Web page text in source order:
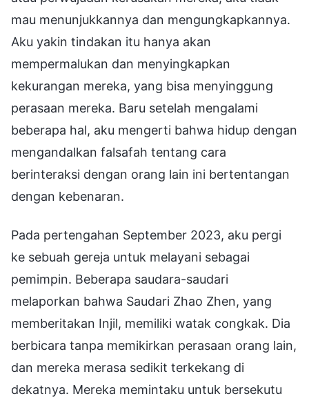
mau menunjukkannya dan mengungkapkannya.
Aku yakin tindakan itu hanya akan
mempermalukan dan menyingkapkan
kekurangan mereka, yang bisa menyinggung
perasaan mereka. Baru setelah mengalami
beberapa hal, aku mengerti bahwa hidup dengan
mengandalkan falsafah tentang cara
berinteraksi dengan orang lain ini bertentangan
dengan kebenaran.
Pada pertengahan September 2023, aku pergi
ke sebuah gereja untuk melayani sebagai
pemimpin. Beberapa saudara-saudari
melaporkan bahwa Saudari Zhao Zhen, yang
memberitakan Injil, memiliki watak congkak. Dia
berbicara tanpa memikirkan perasaan orang lain,
dan mereka merasa sedikit terkekang di
dekatnya. Mereka memintaku untuk bersekutu